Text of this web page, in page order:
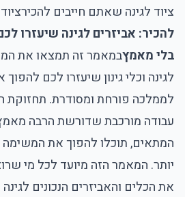
ציוד לגינה שאתם חייבים להכיר
להכיר: אביזרים לגינה שיעזרו
בלי מאמץבמאמר זה תמצאו את
לגינה וכלי גינון שיעזרו לכם
לממלכה פורחת ומסודרת. תחזוקת
עבודה מורכבת שדורשת הרבה
המתאים, תוכלו להפוך את
יותר. המאמר הזה מיועד לכל מי
את הכלים והאביזרים הנכונים